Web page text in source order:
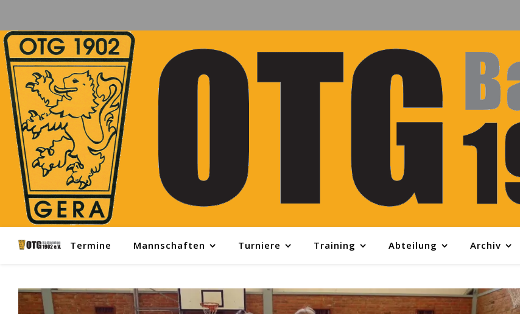
Termine Mannschaften Turniere Training Abteilung Archiv